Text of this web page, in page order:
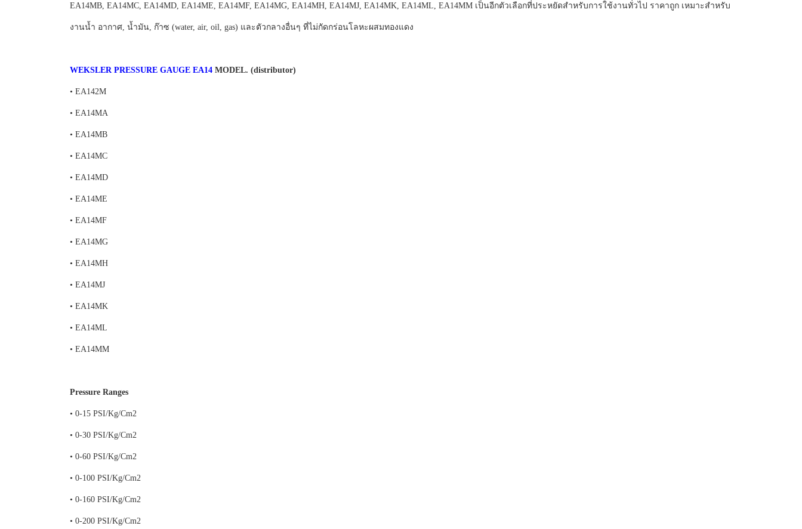
EA14MB, EA14MC, EA14MD, EA14ME, EA14MF, EA14MG, EA14MH, EA14MJ, EA14MK, EA14ML, EA14MM เป็นอีกตัวเลือกที่ประหยัดสำหรับการใช้งานทั่วไป ราคาถูก เหมาะสำหรับ
งานน้ำ อากาศ, น้ำมัน, ก๊าซ (water, air, oil, gas) และตัวกลางอื่นๆ ที่ไม่กัดกร่อนโลหะผสมทองแดง
WEKSLER PRESSURE GAUGE EA14 MODEL. (distributor)
• EA142M
• EA14MA
• EA14MB
• EA14MC
• EA14MD
• EA14ME
• EA14MF
• EA14MG
• EA14MH
• EA14MJ
• EA14MK
• EA14ML
• EA14MM
Pressure Ranges
• 0-15 PSI/Kg/Cm2
• 0-30 PSI/Kg/Cm2
• 0-60 PSI/Kg/Cm2
• 0-100 PSI/Kg/Cm2
• 0-160 PSI/Kg/Cm2
• 0-200 PSI/Kg/Cm2